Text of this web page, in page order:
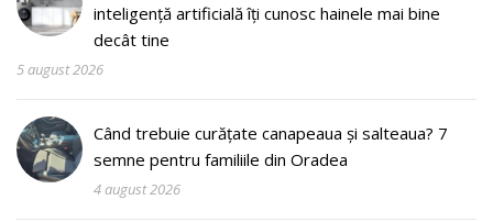
inteligență artificială îți cunosc hainele mai bine
decât tine
5 august 2026
Când trebuie curățate canapeaua și salteaua? 7
semne pentru familiile din Oradea
4 august 2026